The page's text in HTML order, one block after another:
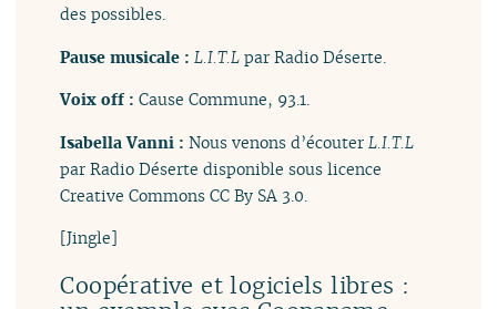
des possibles.
Pause musicale : L​.​I​.​T​.​L par Radio Déserte.
Voix off :Cause Commune, 93.1.
Isabella Vanni :Nous venons d’écouter L​.​I​.​T​.​L
par Radio Déserte disponible sous licence
Creative Commons CC By SA 3.0.
[Jingle]
Coopérative et logiciels libres :